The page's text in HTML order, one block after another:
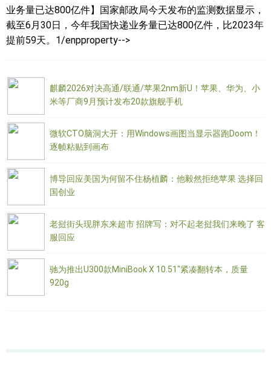
业务量已达800亿件】国家邮政局今天发布的监测数据显示，
截至6月30日，今年我国快递业务量已达800亿件，比2023年
提前59天。1/enpproperty-->
麒麟2026对决高通/联通/苹果2nm新U！苹果、华为、小
米等厂商9月预计发布20款旗舰手机
微软CTO脑洞大开：用Windows画图当显示器跑Doom！
逐帧粘贴到画布
博导回应美国为何留不住杨植麟：他毅然拒绝苹果 选择回
国创业
老挝街头现胖东来超市 招牌写：对不起老挝我们来晚了 客
服回应
驰为推出U300款MiniBook X 10.51"紧凑翻转本，质量
920g